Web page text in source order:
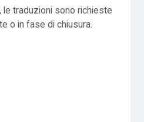
le traduzioni sono richieste
o in fase di chiusura.